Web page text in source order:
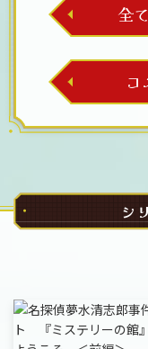
全
コ
シ